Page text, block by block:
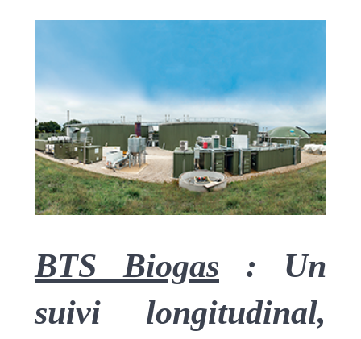
BTS Biogas : Un
suivi longitudinal,